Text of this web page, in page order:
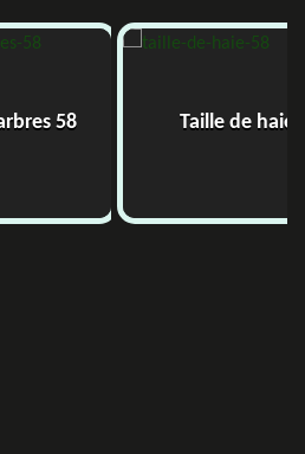
58 Taille de haie